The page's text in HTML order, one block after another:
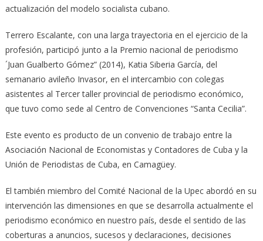
actualización del modelo socialista cubano.
Terrero Escalante, con una larga trayectoria en el ejercicio de la
profesión, participó junto a la Premio nacional de periodismo
´Juan Gualberto Gómez” (2014), Katia Siberia García, del
semanario avileño Invasor, en el intercambio con colegas
asistentes al Tercer taller provincial de periodismo económico,
que tuvo como sede al Centro de Convenciones “Santa Cecilia”.
Este evento es producto de un convenio de trabajo entre la
Asociación Nacional de Economistas y Contadores de Cuba y la
Unión de Periodistas de Cuba, en Camagüey.
El también miembro del Comité Nacional de la Upec abordó en su
intervención las dimensiones en que se desarrolla actualmente el
periodismo económico en nuestro país, desde el sentido de las
coberturas a anuncios, sucesos y declaraciones, decisiones